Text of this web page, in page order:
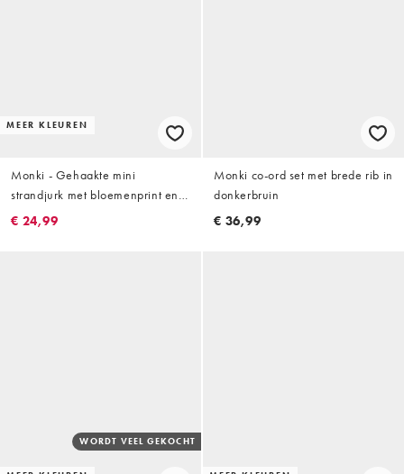
MEER KLEUREN
Monki - Gehaakte mini
strandjurk met bloemenprint en
gestrikte voorkant
€ 24,99
Monki co-ord set met brede rib in
donkerbruin
€ 36,99
WORDT VEEL GEKOCHT